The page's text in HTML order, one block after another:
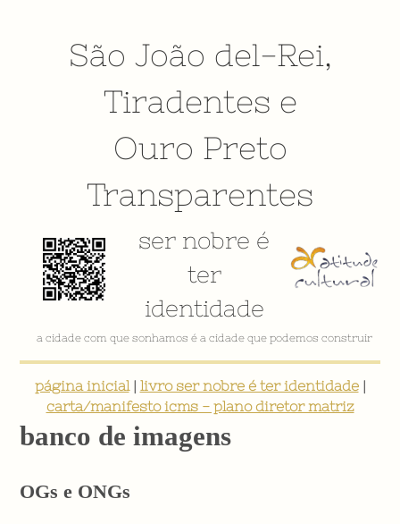
São João del-Rei,
Tiradentes e
Ouro Preto
Transparentes
ser nobre é
ter
identidade
a cidade com que sonhamos é a cidade que podemos construir
página inicial| livro ser nobre é ter identidade|
carta/manifesto icms - plano diretor matriz
banco de imagens
OGs e ONGs